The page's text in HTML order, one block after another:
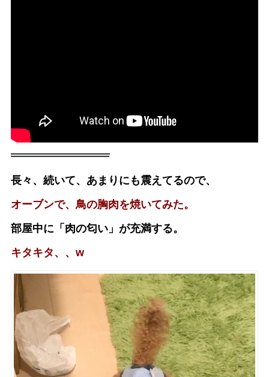
長々、続いて、あまりにも震えてるので、
オーブンで、鳥の胸肉を焼いてみた。
部屋中に「肉の匂い」が充満する。
キタキタ、、w